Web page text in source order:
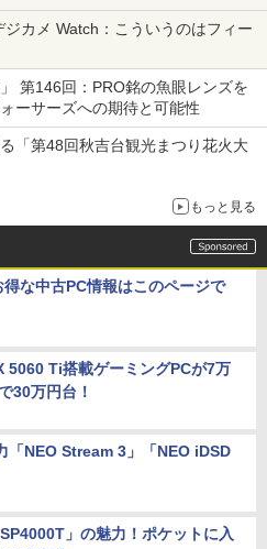
カメ Watch：こういうのはフィー
第146回：PRO銘の魚眼レンズを
ーサーズへの期待と可能性
「第48回秋吉台観光まつり花火大
もっと見る
な中古PC情報はこのページで
5060 Ti搭載ゲーミングPCが7万
30万円台！
NEO Stream 3」「NEO iDSD
」の魅力！ポケットに入